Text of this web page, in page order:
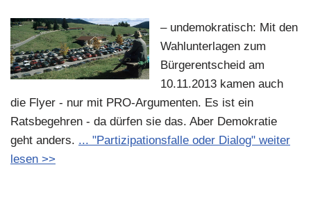
– undemokratisch: Mit den
Wahlunterlagen zum
Bürgerentscheid am
10.11.2013 kamen auch
die Flyer - nur mit PRO-Argumenten. Es ist ein
Ratsbegehren - da dürfen sie das. Aber Demokratie
geht anders. ... "Partizipationsfalle oder Dialog" weiter
lesen >>